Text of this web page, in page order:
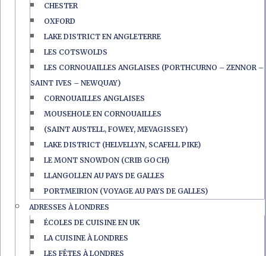
CHESTER
OXFORD
LAKE DISTRICT EN ANGLETERRE
LES COTSWOLDS
LES CORNOUAILLES ANGLAISES (PORTHCURNO – ZENNOR –
SAINT IVES – NEWQUAY)
CORNOUAILLES ANGLAISES
MOUSEHOLE EN CORNOUAILLES
(SAINT AUSTELL, FOWEY, MEVAGISSEY)
LAKE DISTRICT (HELVELLYN, SCAFELL PIKE)
LE MONT SNOWDON (CRIB GOCH)
LLANGOLLEN AU PAYS DE GALLES
PORTMEIRION (VOYAGE AU PAYS DE GALLES)
ADRESSES À LONDRES
ÉCOLES DE CUISINE EN UK
LA CUISINE À LONDRES
LES FÊTES À LONDRES